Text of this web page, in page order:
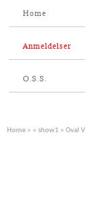
Home
Anmeldelser
O.S.S.
Home » » show1 » Oval